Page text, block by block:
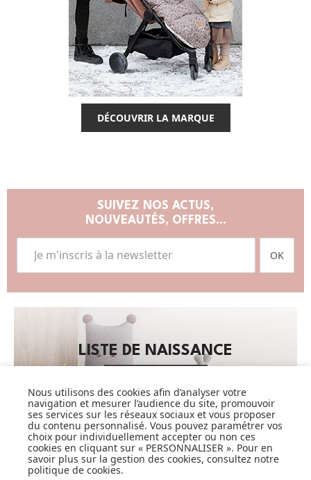
DÉCOUVRIR LA MARQUE
SUIVEZ NOS ACTUS,
NOUVEAUTÉS, OFFRES...
OK
LISTE DE NAISSANCE
Nous utilisons des cookies afin d’analyser votre
navigation et mesurer l’audience du site, promouvoir
ses services sur les réseaux sociaux et vous proposer
du contenu personnalisé. Vous pouvez paramétrer vos
choix pour individuellement accepter ou non ces
cookies en cliquant sur « PERSONNALISER ». Pour en
savoir plus sur la gestion des cookies, consultez notre
politique de cookies.